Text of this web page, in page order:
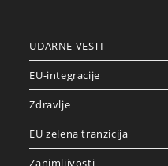
UDARNE VESTI
EU-integracije
Zdravlje
EU zelena tranzicija
Zanimljivosti